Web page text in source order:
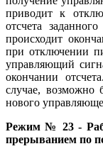
приводит к
отсчета
происходит
при отключении
управляющий
окончании
случае, возможно
нового
Режим № 23 -
прерыванием по